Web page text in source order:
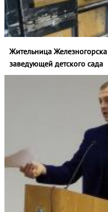
Жительница
заведующей детского сада